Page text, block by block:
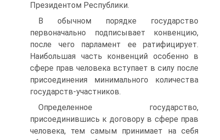
Президентом Республики.
В обычном порядке государство
первоначально подписывает конвенцию,
после чего парламент ее ратифицирует.
Наибольшая часть конвенций особенно в
сфере прав человека вступает в силу после
присоединения минимального количества
государств-участников.
Определенное государство,
присоединившись к договору в сфере прав
человека, тем самым принимает на себя